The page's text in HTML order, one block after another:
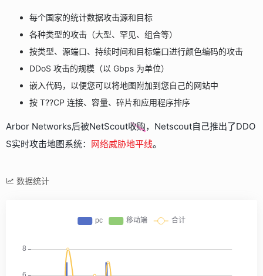
每个国家的统计数据攻击源和目标
各种类型的攻击（大型、罕见、组合等）
按类型、源端口、持续时间和目标端口进行颜色编码的攻击
DDoS 攻击的规模（以 Gbps 为单位）
嵌入代码，以便您可以将地图附加到您自己的网站中
按 T??CP 连接、容量、碎片和应用程序排序
Arbor Networks后被NetScout收购，Netscout自己推出了DDO
S实时攻击地图系统：
网络威胁地平线。
数据统计